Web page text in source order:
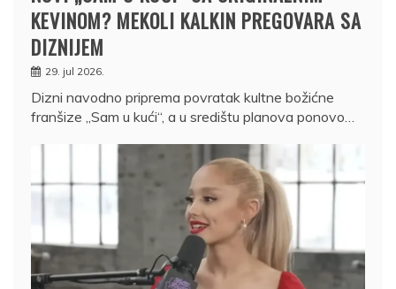
KEVINOM? MEKOLI KALKIN PREGOVARA SA
DIZNIJEM
29. jul 2026.
Dizni navodno priprema povratak kultne božićne
franšize „Sam u kući“, a u središtu planova ponovo…